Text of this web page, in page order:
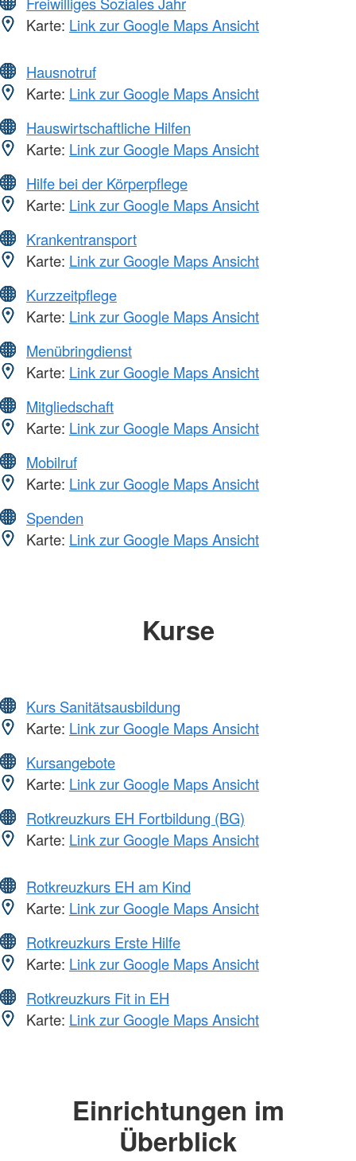
Karte: Link zur Google Maps Ansicht
Hausnotruf
Karte: Link zur Google Maps Ansicht
Hauswirtschaftliche Hilfen
Karte: Link zur Google Maps Ansicht
Hilfe bei der Körperpflege
Karte: Link zur Google Maps Ansicht
Krankentransport
Karte: Link zur Google Maps Ansicht
Kurzzeitpflege
Karte: Link zur Google Maps Ansicht
Menübringdienst
Karte: Link zur Google Maps Ansicht
Mitgliedschaft
Karte: Link zur Google Maps Ansicht
Mobilruf
Karte: Link zur Google Maps Ansicht
Spenden
Karte: Link zur Google Maps Ansicht
Kurse
Kurs Sanitätsausbildung
Karte: Link zur Google Maps Ansicht
Kursangebote
Karte: Link zur Google Maps Ansicht
Rotkreuzkurs EH Fortbildung (BG)
Karte: Link zur Google Maps Ansicht
Rotkreuzkurs EH am Kind
Karte: Link zur Google Maps Ansicht
Rotkreuzkurs Erste Hilfe
Karte: Link zur Google Maps Ansicht
Rotkreuzkurs Fit in EH
Karte: Link zur Google Maps Ansicht
Einrichtungen im
Überblick